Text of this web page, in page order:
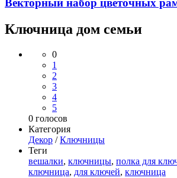
Векторный набор цветочных
Ключница дом семьи
0
1
2
3
4
5
0 голосов
Категория
Декор /Ключницы
Теги
вешалки, ключницы, полка для
ключница, для ключей, ключница